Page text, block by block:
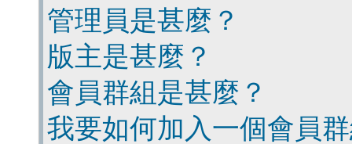
管理員是甚麼？
版主是甚麼？
會員群組是甚麼？
我要如何加入一個會員